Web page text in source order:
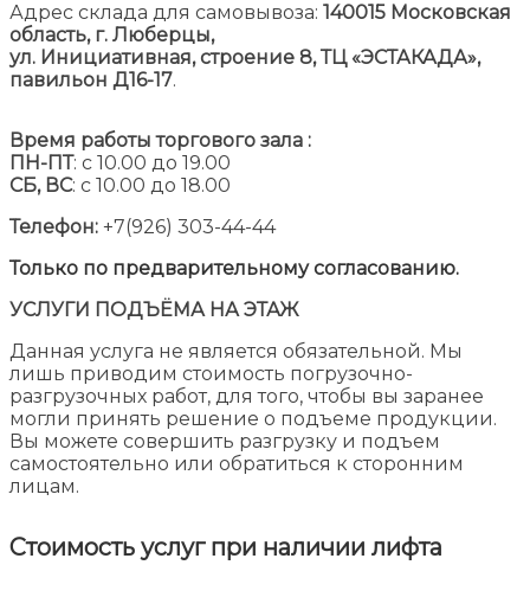
Адрес склада для самовывоза: 140015 Московская
область, г. Люберцы,
ул. Инициативная, строение 8, ТЦ «ЭСТАКАДА»,
павильон Д16-17.
Время работы торгового зала :
ПН-ПТ: с 10.00 до 19.00
СБ, ВС: с 10.00 до 18.00
Телефон: +7(926) 303-44-44
Только по предварительному согласованию.
УСЛУГИ ПОДЪЁМА НА ЭТАЖ
Данная услуга не является обязательной. Мы
лишь приводим стоимость погрузочно-
разгрузочных работ, для того, чтобы вы заранее
могли принять решение о подъеме продукции.
Вы можете совершить разгрузку и подъем
самостоятельно или обратиться к сторонним
лицам.
Стоимость услуг при наличии лифта